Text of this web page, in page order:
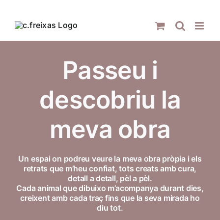
Passeu i
descobriu la
meva obra
Un espai on podreu veure la meva obra pròpia i els
retrats que m’heu confiat, tots creats amb cura,
detall a detall, pèl a pèl.
Cada animal que dibuixo m’acompanya durant dies,
creixent amb cada traç fins que la seva mirada ho
diu tot.